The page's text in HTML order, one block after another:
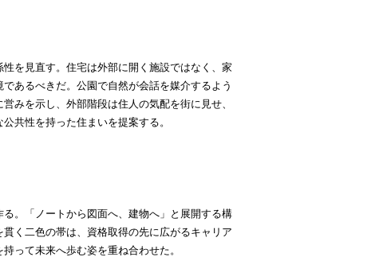
を見直す。住宅は外部に開く施設ではなく、家
あるべきだ。公園で自然が会話を媒介するよう
みを示し、外部階段は住人の気配を街に見せ、
共性を持った住まいを提案する。
。「ノートから図面へ、建物へ」と展開する構
く二色の帯は、資格取得の先に広がるキャリア
って未来へ歩む姿を重ね合わせた。